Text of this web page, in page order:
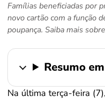
ferramentas
Famílias beneficiadas por
novo cartão com a função
poupança. Saiba mais
Resumo
Na última terça-feira